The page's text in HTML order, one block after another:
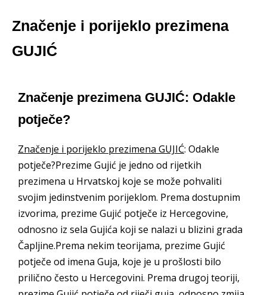
Značenje i porijeklo prezimena
GUJIĆ
Značenje prezimena GUJIĆ: Odakle
potječe?
Značenje i porijeklo prezimena GUJIĆ: Odakle
potječe?Prezime Gujić je jedno od rijetkih
prezimena u Hrvatskoj koje se može pohvaliti
svojim jedinstvenim porijeklom. Prema dostupnim
izvorima, prezime Gujić potječe iz Hercegovine,
odnosno iz sela Gujića koji se nalazi u blizini grada
Čapljine.Prema nekim teorijama, prezime Gujić
potječe od imena Guja, koje je u prošlosti bilo
prilično često u Hercegovini. Prema drugoj teoriji,